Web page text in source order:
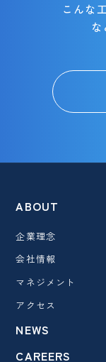
こんな
な
ABOUT
企業理念
会社情報
マネジメント
アクセス
NEWS
CAREERS